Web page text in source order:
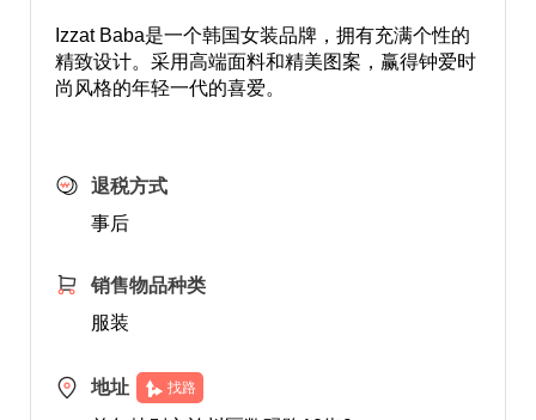
Izzat Baba是一个韩国女装品牌，拥有充满个性的
精致设计。采用高端面料和精美图案，赢得钟爱时
尚风格的年轻一代的喜爱。
退税方式
事后
销售物品种类
服装
地址 找路